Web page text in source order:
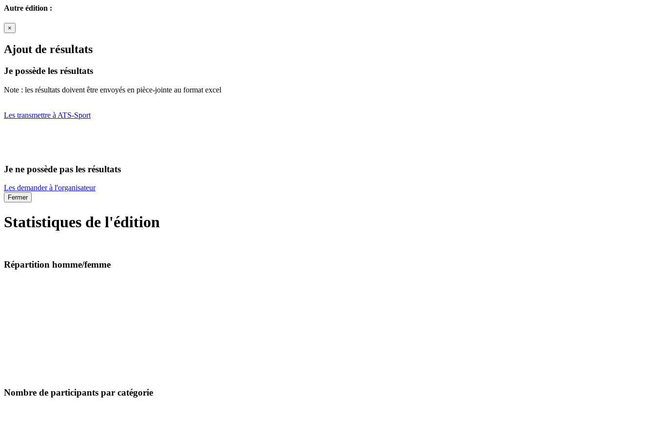
Autre édition :
×
Ajout de résultats
Je possède les résultats
Note : les résultats doivent être envoyés en pièce-jointe au format excel
Les transmettre à ATS-Sport
Je ne possède pas les résultats
Les demander à l'organisateur
Fermer
Statistiques de l'édition
Répartition homme/femme
Nombre de participants par catégorie